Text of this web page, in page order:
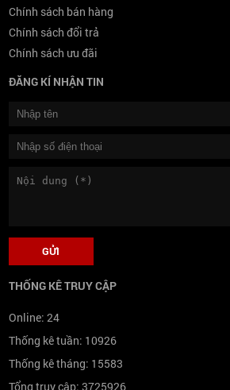
Chính sách bán hàng
Chính sách đổi trả
Chính sách ưu đãi
ĐĂNG KÍ NHẬN TIN
THỐNG KÊ TRUY CẬP
Online:24
Thống kê tuần: 10926
Thống kê tháng: 15583
Tổng truy cập:3725926